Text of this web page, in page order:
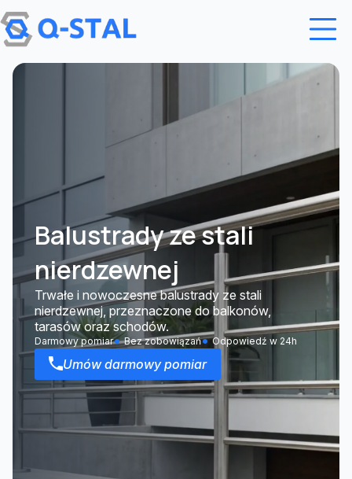
Przejdź do treści
Balustrady ze stali
nierdzewnej
Trwałe i nowoczesne balustrady ze stali
nierdzewnej, przeznaczone do balkonów,
tarasów oraz schodów.
Darmowy pomiar Bez zobowiązań Odpowiedź w 24h
Umów darmowy pomiar